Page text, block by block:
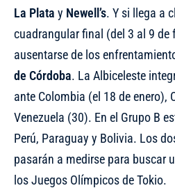
La Plata y Newell’s. Y si llega a
cuadrangular final (del 3 al 9 de
ausentarse de los
de Córdoba. La Albiceleste
ante Colombia (el 18 de enero),
Venezuela (30). En el Grupo B
Perú, Paraguay y Bolivia. Los
pasarán a medirse para buscar
los Juegos Olímpicos de Tokio.